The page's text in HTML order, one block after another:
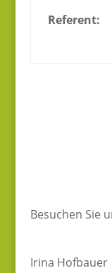
Referent:
Besuchen Sie
Irina Hofbauer